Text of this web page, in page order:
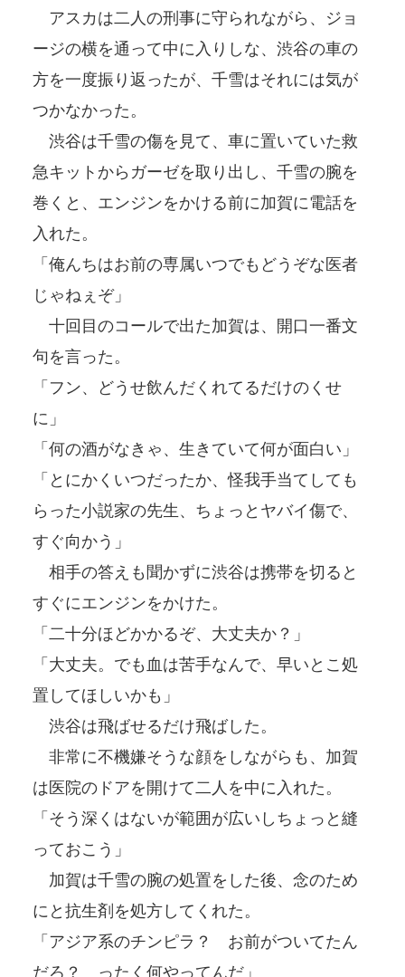
アスカは二人の刑事に守られながら、ジョ
ージの横を通って中に入りしな、渋谷の車の
方を一度振り返ったが、千雪はそれには気が
つかなかった。
渋谷は千雪の傷を見て、車に置いていた救
急キットからガーゼを取り出し、千雪の腕を
巻くと、エンジンをかける前に加賀に電話を
入れた。
「俺んちはお前の専属いつでもどうぞな医者
じゃねぇぞ」
十回目のコールで出た加賀は、開口一番文
句を言った。
「フン、どうせ飲んだくれてるだけのくせ
に」
「何の酒がなきゃ、生きていて何が面白い」
「とにかくいつだったか、怪我手当てしても
らった小説家の先生、ちょっとヤバイ傷で、
すぐ向かう」
相手の答えも聞かずに渋谷は携帯を切ると
すぐにエンジンをかけた。
「二十分ほどかかるぞ、大丈夫か？」
「大丈夫。でも血は苦手なんで、早いとこ処
置してほしいかも」
渋谷は飛ばせるだけ飛ばした。
非常に不機嫌そうな顔をしながらも、加賀
は医院のドアを開けて二人を中に入れた。
「そう深くはないが範囲が広いしちょっと縫
っておこう」
加賀は千雪の腕の処置をした後、念のため
にと抗生剤を処方してくれた。
「アジア系のチンピラ？ お前がついてたん
だろ？ ったく何やってんだ」